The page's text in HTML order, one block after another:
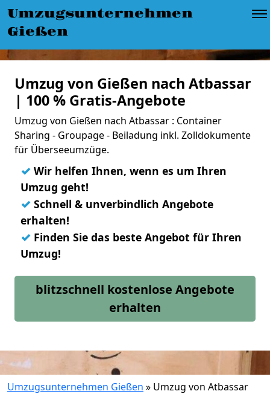
Umzugsunternehmen
Gießen
Umzug von Gießen nach Atbassar
| 100 % Gratis-Angebote
Umzug von Gießen nach Atbassar : Container
Sharing - Groupage - Beiladung inkl. Zolldokumente
für Überseeumzüge.
✓ Wir helfen Ihnen, wenn es um Ihren
Umzug geht!
✓ Schnell & unverbindlich Angebote
erhalten!
✓ Finden Sie das beste Angebot für Ihren
Umzug!
blitzschnell kostenlose Angebote
erhalten
Umzugsunternehmen Gießen » Umzug von Atbassar